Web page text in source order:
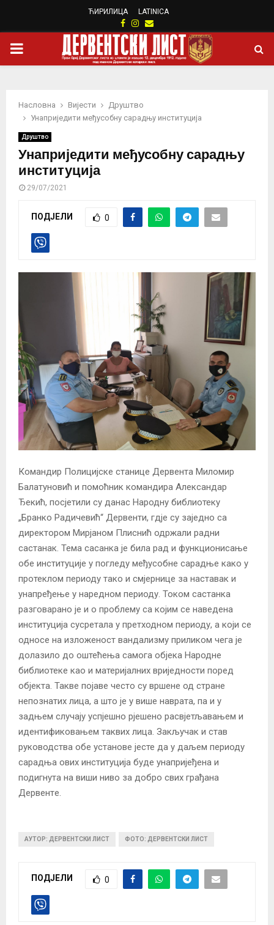
ЋИРИЛИЦА LATINICA
Facebook
Instagram
Email
PRIMARY
Насловна Вијести
Друштво
Унаприједити међусобну сарадњу институција
Друштво
Унаприједити међусобну сарадњу
институција
29/07/2021
ПОДЈЕЛИ 0
Командир Полицијске станице Дервента Миломир
Балатуновић и помоћник командира Александар
Ђекић, посјетили су данас Народну библиотеку
„Бранко Радичевић“ Дервенти, гдје су заједно са
директором Мирјаном Плиснић одржали радни
састанак. Тема сасанка је била рад и функционисање
обе институције у погледу међусобне сарадње како у
протеклом периоду тако и смјернице за наставак и
унапређење у наредном периоду. Током састанка
разговарано је и о проблему са којим се наведена
институција сусретала у претходном периоду, а који се
односе на изложеност вандализму приликом чега је
долазило до оштећења самога објека Народне
библиотеке као и материјалних вриједности поред
објекта. Такве појаве често су вршене од стране
непознатих лица, а што је у више наврата, па и у
задњем случају успјешно рјешено расвјетљавањем и
идентификовањем таквих лица. Закључак и став
руководства обе установе јесте да у даљем периоду
сарадња ових институција буде унапријеђена и
подигнута на виши ниво за добро свих грађана
Дервентe.
АУТОР: ДЕРВЕНТСКИ ЛИСТ ФОТО: ДЕРВЕНТСКИ ЛИСТ
ПОДЈЕЛИ 0